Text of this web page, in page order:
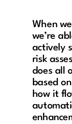
When
we’re
actively
risk
does all
based
how it